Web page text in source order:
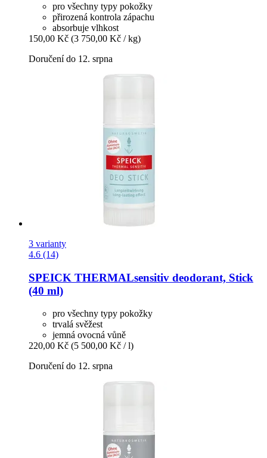
pro všechny typy pokožky
přirozená kontrola zápachu
absorbuje vlhkost
150,00 Kč (3 750,00 Kč / kg)
Doručení do 12. srpna
3 varianty
4.6 (14)
SPEICK THERMALsensitiv deodorant, Stick
(40 ml)
pro všechny typy pokožky
trvalá svěžest
jemná ovocná vůně
220,00 Kč (5 500,00 Kč / l)
Doručení do 12. srpna